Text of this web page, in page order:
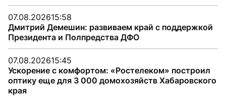
07.08.202615:58
Дмитрий Демешин: развиваем край с поддержкой
Президента и Полпредства ДФО
07.08.202615:45
Ускорение с комфортом: «Ростелеком» построил
оптику еще для 3 000 домохозяйств Хабаровского
края